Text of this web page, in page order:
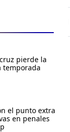
pierde la
temporada
el punto extra
en penales